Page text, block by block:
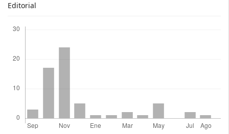
Editorial